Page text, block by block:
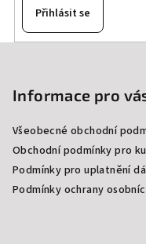
Přihlásit se
Informace pro
Všeobecné obchodní
Obchodní podmínky pro
Podmínky pro uplatnění
Podmínky ochrany